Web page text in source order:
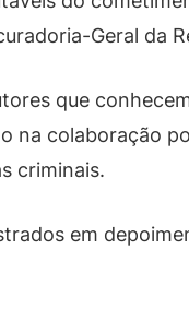
Geral da
que
na colaboração
criminais.
em